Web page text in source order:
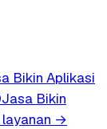
Bikin Aplikasi
Jasa Bikin
layanan →